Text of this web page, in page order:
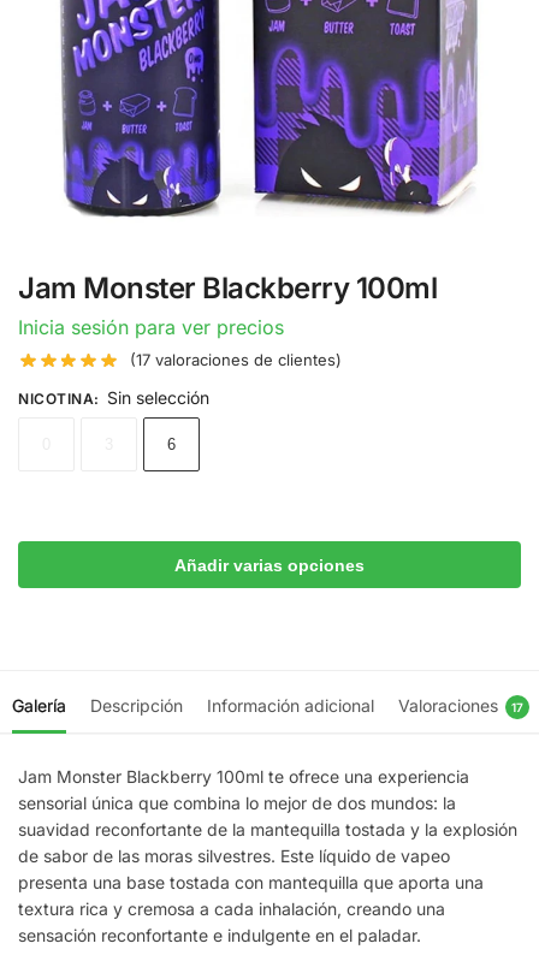
Jam Monster Blackberry 100ml
Inicia sesión para ver precios
(17 valoraciones de clientes)
NICOTINA: Sin selección
6
Añadir varias opciones
Galería Descripción Información adicional Valoraciones 17
Jam Monster Blackberry 100ml te ofrece una experiencia
sensorial única que combina lo mejor de dos mundos: la
suavidad reconfortante de la mantequilla tostada y la explosión
de sabor de las moras silvestres. Este líquido de vapeo
presenta una base tostada con mantequilla que aporta una
textura rica y cremosa a cada inhalación, creando una
sensación reconfortante e indulgente en el paladar.